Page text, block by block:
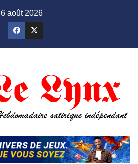
6 août 2026